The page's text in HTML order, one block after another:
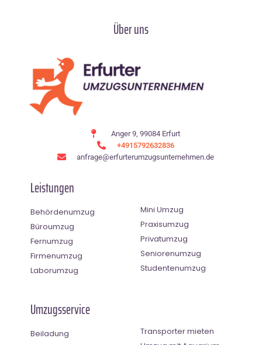
Über uns
Anger 9, 99084 Erfurt
+4915792632836
anfrage@erfurterumzugsunternehmen.de
Leistungen
Behördenumzug
Büroumzug
Fernumzug
Firmenumzug
Laborumzug
Mini Umzug
Praxisumzug
Privatumzug
Seniorenumzug
Studentenumzug
Umzugsservice
Beiladung
Transporter mieten